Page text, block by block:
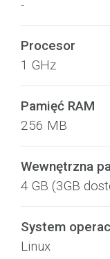
-
Procesor
1 GHz
Pamięć RAM
256 MB
Wewnętrzna
4 GB (3GB
System
Linux